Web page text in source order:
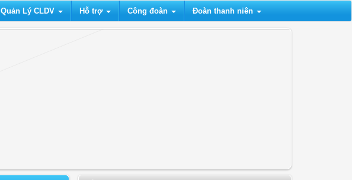
Quản Lý CLDV Hỗ trợ Công đoàn Đoàn thanh niên